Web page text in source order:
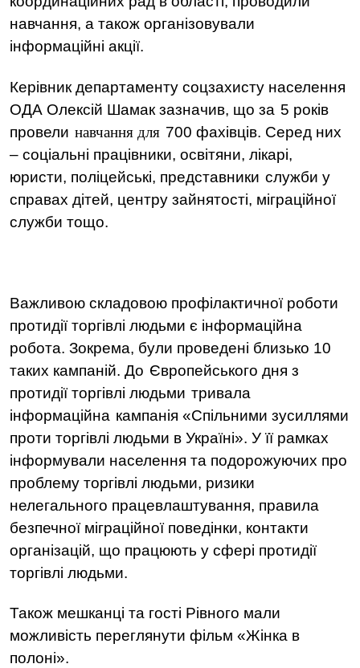
навчання, а також організовували
інформаційні акції.
Керівник департаменту соцзахисту населення
ОДА Олексій Шамак зазначив, що за 5 років
провели навчання для 700 фахівців. Серед них
– соціальні працівники, освітяни, лікарі,
юристи, поліцейські, представники служби у
справах дітей, центру зайнятості, міграційної
служби тощо.
Важливою складовою профілактичної роботи
протидії торгівлі людьми є інформаційна
робота. Зокрема, були проведені близько 10
таких кампаній. До Європейського дня з
протидії торгівлі людьми тривала
інформаційна кампанія «Спільними зусиллями
проти торгівлі людьми в Україні». У її рамках
інформували населення та подорожуючих про
проблему торгівлі людьми, ризики
нелегального працевлаштування, правила
безпечної міграційної поведінки, контакти
організацій, що працюють у сфері протидії
торгівлі людьми.
Також мешканці та гості Рівного мали
можливість переглянути фільм «Жінка в
полоні».